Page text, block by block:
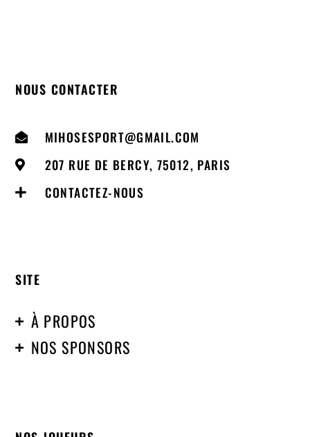
NOUS CONTACTER
MIHOSESPORT@GMAIL.COM
207 RUE DE BERCY, 75012, PARIS
CONTACTEZ-NOUS
SITE
À PROPOS
NOS SPONSORS